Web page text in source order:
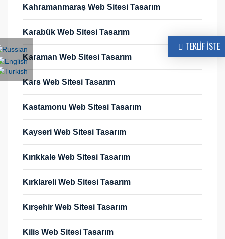
TEKLİF İSTE
Kahramanmaraş Web Sitesi Tasarım
Karabük Web Sitesi Tasarım
Karaman Web Sitesi Tasarım
Kars Web Sitesi Tasarım
Kastamonu Web Sitesi Tasarım
Kayseri Web Sitesi Tasarım
Kırıkkale Web Sitesi Tasarım
Kırklareli Web Sitesi Tasarım
Kırşehir Web Sitesi Tasarım
Kilis Web Sitesi Tasarım